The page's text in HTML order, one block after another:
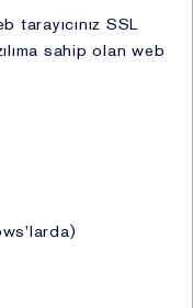
tarayıcınız SSL
sahip olan web
müşteri işlem,
güvenliği, lokasyon,
bilgisi)
sağlığı ve
güvenliğinin
bilgisi, görsel ve
bir hakkın
kapsamında